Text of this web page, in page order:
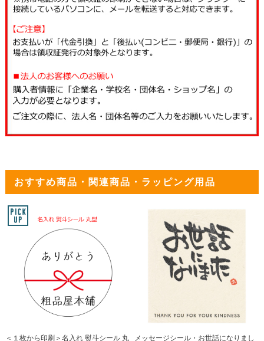
おすすめ商品・関連商品・ラッピング用品
＜１枚から印刷＞名入れ 熨斗シール 丸
メッセージシール・お世話になりまし